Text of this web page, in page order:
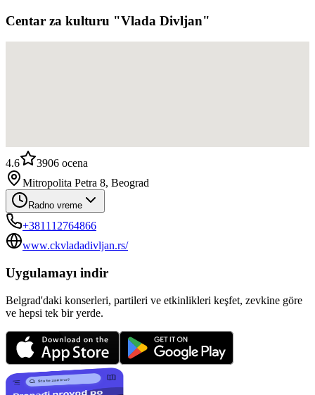
Centar za kulturu "Vlada Divljan"
4.6 3906 ocena
Mitropolita Petra 8, Beograd
Radno vreme
+381112764866
www.ckvladadivljan.rs/
Uygulamayı indir
Belgrad'daki konserleri, partileri ve etkinlikleri keşfet, zevkine göre
ve hepsi tek bir yerde.